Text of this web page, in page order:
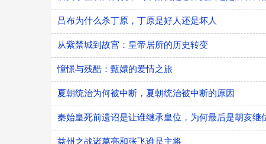
吕布为什么杀丁原，丁原是好人还是坏人
从紫禁城到故宫：皇帝居所的历史转变
憧憬与残酷：甄嬛的爱情之旅
夏朝统治为何被中断，夏朝统治被中断的原因
秦始皇死前遗诏是让谁继承皇位，为何最后是胡亥继
益州之战诸葛亮和张飞谁是主将